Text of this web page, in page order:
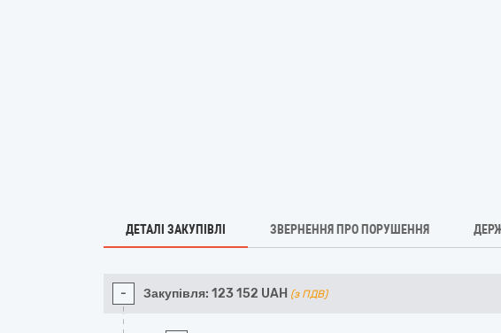
ДЕТАЛІ ЗАКУПІВЛІ ЗВЕРНЕННЯ ПРО ПОРУШЕННЯ
- Закупівля: 123 152 UAH (з ПДВ)